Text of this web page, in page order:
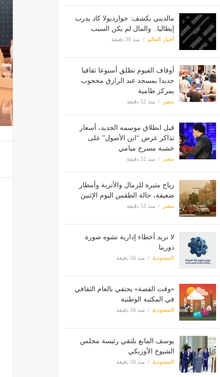
مالديني يكشف: جوارديولا كاد يدرب
إيطاليا.. والمال لم يكن السبب
أخبار العالم منذ 30 دقيقة
أوقاف الفيوم تطلق أسبوعا ثقافيا
جديدا بمسجد عبد الرازق محجوب
بمركز طامية
مصر منذ 52 دقيقة
قبل انطلاق موسمه الجديد، أسعار
تذاكر عرض “ابن الأصول” على
خشبة مسرح ميامي
مصر منذ 52 دقيقة
رياح مثيرة للرمال والأتربة وأمطار
ضعيفة، حالة الطقس اليوم الإثنين
مصر منذ 52 دقيقة
لا نريد أخطاء إدارية تشوه صورة
دورينا
السعودية منذ 56 دقيقة
«وقت القصة» يحتفي بالعام الثقافي
في المكتبة الوطنية
السعودية منذ 56 دقيقة
يوسف المانع يلتقي رئيسة مجلس
الشيوخ الأوزبكي
السعودية منذ 56 دقيقة